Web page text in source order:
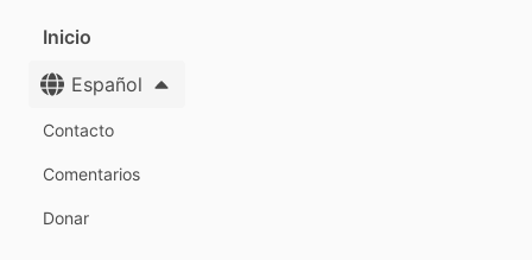
Inicio
Español
Contacto
Comentarios
Donar